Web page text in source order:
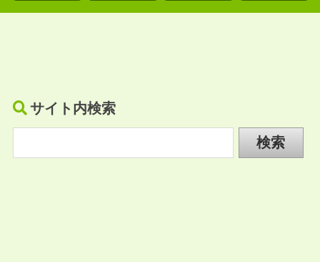
サイト内検索